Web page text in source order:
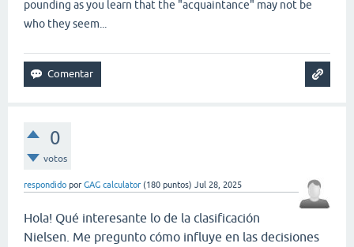
pounding as you learn that the "acquaintance" may not be
who they seem...
0
votos
respondido por GAG calculator (180 puntos) Jul 28, 2025
Hola! Qué interesante lo de la clasificación
Nielsen. Me pregunto cómo influye en las decisiones